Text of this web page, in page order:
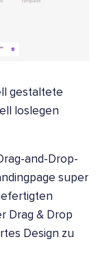
gestaltete
loslegen
and-Drop-
super
Drag & Drop
Design zu